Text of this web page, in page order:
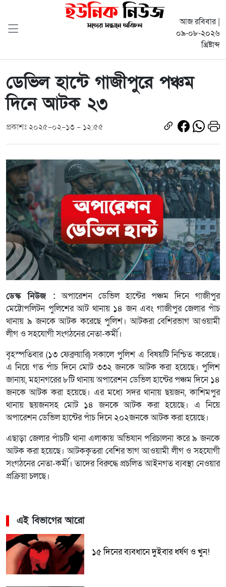
আজ রবিবার |
০৯-০৮-২০২৬
খ্রিষ্টাব্দ
ডেভিল হান্টে গাজীপুরে পঞ্চম
দিনে আটক ২৩
প্রকাশঃ ২০২৫-০২-১৩ - ১২:৫৫
ডেস্ক নিউজ : অপারেশন ডেভিল হান্টের পঞ্চম দিনে গাজীপুর
মেট্টোপলিটন পুলিশের আট থানায় ১৪ জন এবং গাজীপুর জেলার পাঁচ
থানায় ৯ জনকে আটক করেছে পুলিশ। আটকরা বেশিরভাগ আওয়ামী
লীগ ও সহযোগী সংগঠনের নেতা-কর্মী।
বৃহস্পতিবার (১৩ ফেব্রুয়ারি) সকালে পুলিশ এ বিষয়টি নিশ্চিত করেছে।
এ নিয়ে গত পাঁচ দিনে মোট ৩৩২ জনকে আটক করা হয়েছে। পুলিশ
জানায়, মহানগরের ৮টি থানায় অপারেশন ডেভিল হান্টের পঞ্চম দিনে ১৪
জনকে আটক করা হয়েছে। এর মধ্যে সদর থানায় ছয়জন, কাশিমপুর
থানায় ছয়জনসহ মোট ১৪ জনকে আটক করা হয়েছে। এ নিয়ে
অপারেশন ডেভিল হান্টের পাঁচ দিনে ২০২জনকে আটক করা হয়েছে।
এছাড়া জেলার পাঁচটি থানা এলাকায় অভিযান পরিচালনা করে ৯ জনকে
আটক করা হয়েছে। আটককৃতরা বেশির ভাগ আওয়ামী লীগ ও সহযোগী
সংগঠনের নেতা-কর্মী। তাদের বিরুদ্ধে প্রচলিত আইনগত ব্যবস্থা নেওয়ার
প্রক্রিয়া চলছে।
এই বিভাগের আরো
১৫ দিনের ব্যবধানে দুইবার ধর্ষণ ও খুন!